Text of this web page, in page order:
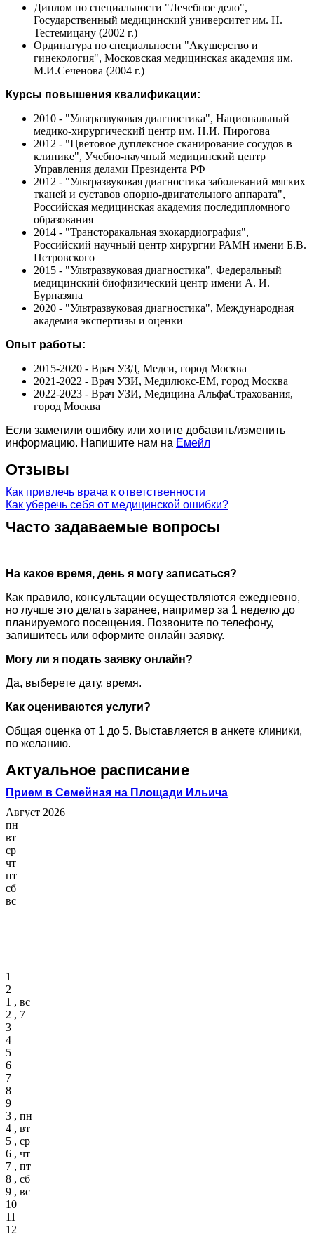
Диплом по специальности "Лечебное дело",
Государственный медицинский университет им. Н.
Тестемицану (2002 г.)
Ординатура по специальности "Акушерство и
гинекология", Московская медицинская академия им.
М.И.Сеченова (2004 г.)
Курсы повышения квалификации:
2010 - "Ультразвуковая диагностика", Национальный
медико-хирургический центр им. Н.И. Пирогова
2012 - "Цветовое дуплексное сканирование сосудов в
клинике", Учебно-научный медицинский центр
Управления делами Президента РФ
2012 - "Ультразвуковая диагностика заболеваний мягких
тканей и суставов опорно-двигательного аппарата",
Российская медицинская академия последипломного
образования
2014 - "Трансторакальная эхокардиография",
Российский научный центр хирургии РАМН имени Б.В.
Петровского
2015 - "Ультразвуковая диагностика", Федеральный
медицинский биофизический центр имени А. И.
Бурназяна
2020 - "Ультразвуковая диагностика", Международная
академия экспертизы и оценки
Опыт работы:
2015-2020 - Врач УЗД, Медси, город Москва
2021-2022 - Врач УЗИ, Медилюкс-ЕМ, город Москва
2022-2023 - Врач УЗИ, Медицина АльфаСтрахования,
город Москва
Если заметили ошибку или хотите добавить/изменить
информацию. Напишите нам на Емейл
Отзывы
Как привлечь врача к ответственности
Как уберечь себя от медицинской ошибки?
Часто задаваемые вопросы
На какое время, день я могу записаться?
Как правило, консультации осуществляются ежедневно,
но лучше это делать заранее, например за 1 неделю до
планируемого посещения. Позвоните по телефону,
запишитесь или оформите онлайн заявку.
Могу ли я подать заявку онлайн?
Да, выберете дату, время.
Как оцениваются услуги?
Общая оценка от 1 до 5. Выставляется в анкете клиники,
по желанию.
Актуальное расписание
Прием в Семейная на Площади Ильича
Август 2026
пн
вт
ср
чт
пт
сб
вс
1
2
1 , вс
2 , 7
3
4
5
6
7
8
9
3 , пн
4 , вт
5 , ср
6 , чт
7 , пт
8 , сб
9 , вс
10
11
12